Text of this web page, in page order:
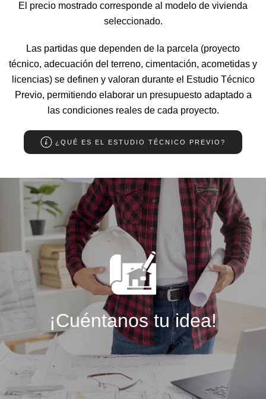
El precio mostrado corresponde al modelo de vivienda
seleccionado.
Las partidas que dependen de la parcela (proyecto
técnico, adecuación del terreno, cimentación, acometidas y
licencias) se definen y valoran durante el Estudio Técnico
Previo, permitiendo elaborar un presupuesto adaptado a
las condiciones reales de cada proyecto.
¿QUÉ ES EL ESTUDIO TÉCNICO PREVIO?
¡Cuéntanos tu idea!